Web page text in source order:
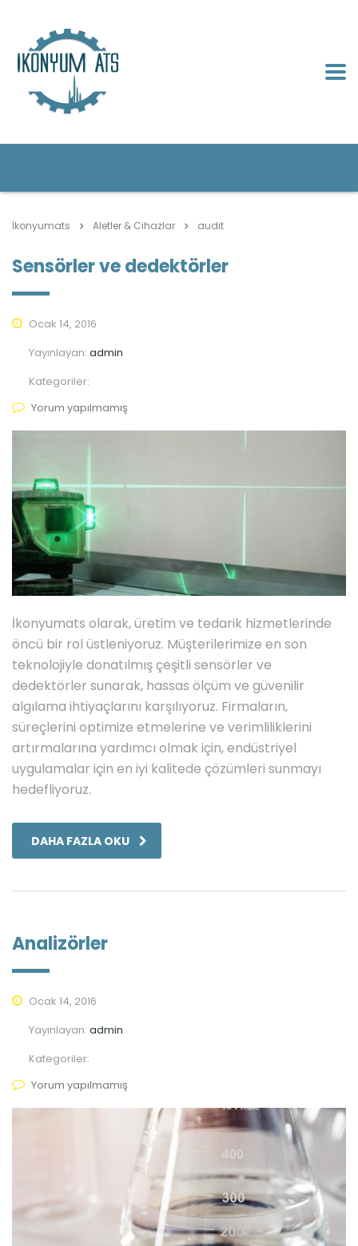
İkonyumats Aletler & Cihazlar audit
Sensörler ve dedektörler
Ocak 14, 2016
Yayınlayan: admin
Kategoriler:
Yorum yapılmamış
İkonyumats olarak, üretim ve tedarik hizmetlerinde
öncü bir rol üstleniyoruz. Müşterilerimize en son
teknolojiyle donatılmış çeşitli sensörler ve
dedektörler sunarak, hassas ölçüm ve güvenilir
algılama ihtiyaçlarını karşılıyoruz. Firmaların,
süreçlerini optimize etmelerine ve verimliliklerini
artırmalarına yardımcı olmak için, endüstriyel
uygulamalar için en iyi kalitede çözümleri sunmayı
hedefliyoruz.
DAHA FAZLA OKU
Analizörler
Ocak 14, 2016
Yayınlayan: admin
Kategoriler:
Yorum yapılmamış